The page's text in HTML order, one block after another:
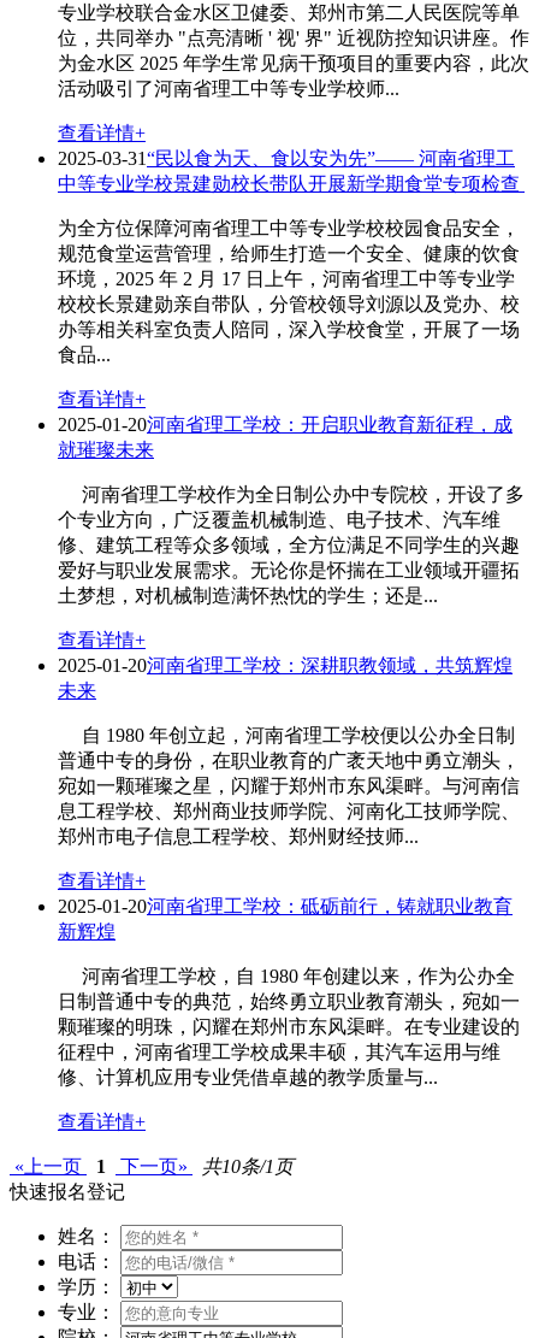
专业学校联合金水区卫健委、郑州市第二人民医院等单
位，共同举办 "点亮清晰 ' 视' 界" 近视防控知识讲座。作
为金水区 2025 年学生常见病干预项目的重要内容，此次
活动吸引了河南省理工中等专业学校师...
查看详情+
2025-03-31“民以食为天、食以安为先”—— 河南省理工
中等专业学校景建勋校长带队开展新学期食堂专项检查​ ​
为全方位保障河南省理工中等专业学校校园食品安全，
规范食堂运营管理，给师生打造一个安全、健康的饮食
环境，2025 年 2 月 17 日上午，河南省理工中等专业学
校校长景建勋亲自带队，分管校领导刘源以及党办、校
办等相关科室负责人陪同，深入学校食堂，开展了一场
食品...
查看详情+
2025-01-20河南省理工学校：开启职业教育新征程，成
就璀璨未来
河南省理工学校作为全日制公办中专院校，开设了多
个专业方向，广泛覆盖机械制造、电子技术、汽车维
修、建筑工程等众多领域，全方位满足不同学生的兴趣
爱好与职业发展需求。无论你是怀揣在工业领域开疆拓
土梦想，对机械制造满怀热忱的学生；还是...
查看详情+
2025-01-20河南省理工学校：深耕职教领域，共筑辉煌
未来
自 1980 年创立起，河南省理工学校便以公办全日制
普通中专的身份，在职业教育的广袤天地中勇立潮头，
宛如一颗璀璨之星，闪耀于郑州市东风渠畔。与河南信
息工程学校、郑州商业技师学院、河南化工技师学院、
郑州市电子信息工程学校、郑州财经技师...
查看详情+
2025-01-20河南省理工学校：砥砺前行，铸就职业教育
新辉煌
河南省理工学校，自 1980 年创建以来，作为公办全
日制普通中专的典范，始终勇立职业教育潮头，宛如一
颗璀璨的明珠，闪耀在郑州市东风渠畔。在专业建设的
征程中，河南省理工学校成果丰硕，其汽车运用与维
修、计算机应用专业凭借卓越的教学质量与...
查看详情+
«上一页 1 下一页»
共10条/1页
快速报名登记
姓名：
电话：
学历：
专业：